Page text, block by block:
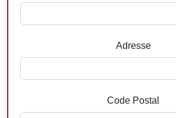
Adresse
Code Postal